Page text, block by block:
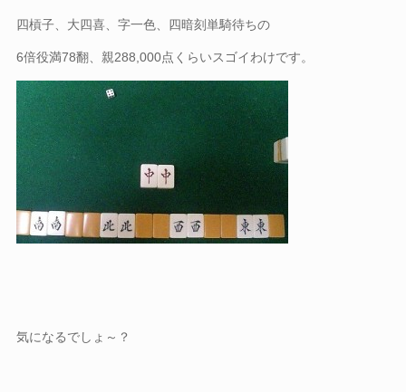
四槓子、大四喜、字一色、四暗刻単騎待ちの
6倍役満78翻、親288,000点くらいスゴイわけです。
気になるでしょ～？